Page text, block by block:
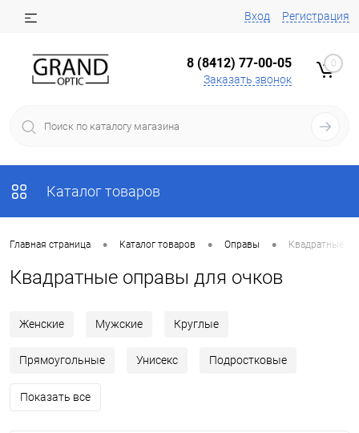
Вход Регистрация
8 (8412) 77-00-05
Заказать звонок
0
Каталог товаров
Главная страница • Каталог товаров • Оправы • Квадратные
Квадратные оправы для очков
Женские Мужские Круглые
Прямоугольные Унисекс Подростковые
Показать все